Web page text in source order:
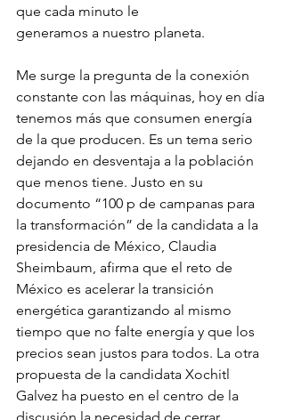
que cada minuto le
generamos a nuestro planeta.
Me surge la pregunta de la conexión
constante con las máquinas, hoy en día
tenemos más que consumen energía
de la que producen. Es un tema serio
dejando en desventaja a la población
que menos tiene. Justo en su
documento “100 p de campanas para
la transformación” de la candidata a la
presidencia de México, Claudia
Sheimbaum, afirma que el reto de
México es acelerar la transición
energética garantizando al mismo
tiempo que no falte energía y que los
precios sean justos para todos. La otra
propuesta de la candidata Xochitl
Galvez ha puesto en el centro de la